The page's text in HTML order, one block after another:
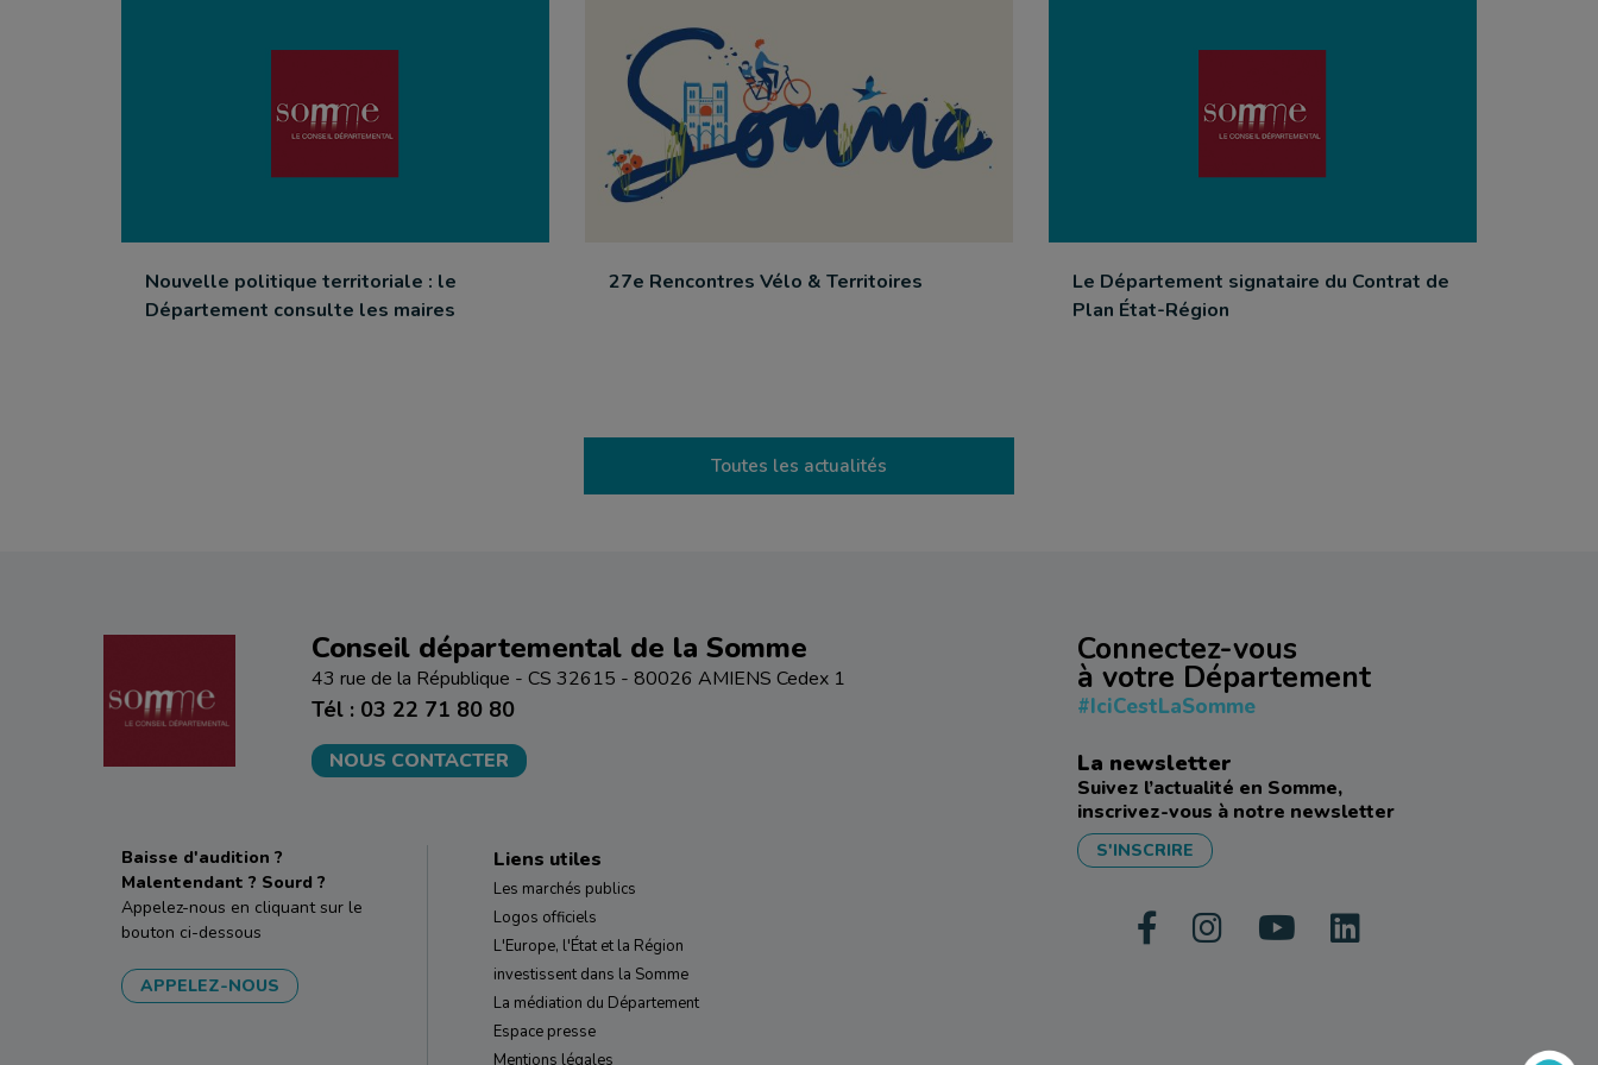
Nouvelle politique territoriale : le
Département consulte les maires
27e Rencontres Vélo & Territoires
Le Département signataire du Contrat de
Plan État-Région
Toutes les actualités
Conseil départemental de la Somme
43 rue de la République - CS 32615 - 80026 AMIENS Cedex 1
Tél : 03 22 71 80 80
NOUS CONTACTER
Baisse d'audition ?
Malentendant ? Sourd ?
Appelez-nous en cliquant sur le
bouton ci-dessous
APPELEZ-NOUS
Liens utiles
Les marchés publics
Logos officiels
L'Europe, l'État et la Région
investissent dans la Somme
La médiation du Département
Espace presse
Mentions légales
Connectez-vous
à votre Département
#IciCestLaSomme
La newsletter
Suivez l’actualité en Somme,
inscrivez-vous à notre newsletter
S'INSCRIRE